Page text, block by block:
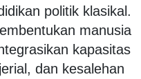
politik klasikal.
manusia
kapasitas
dan kesalehan